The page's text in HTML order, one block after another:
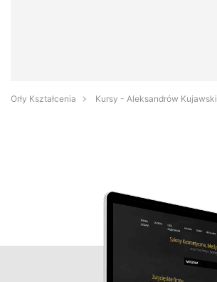
Orły Kształcenia Kursy - Aleksandrów Kujawski